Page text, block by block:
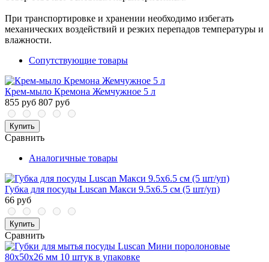
При транспортировке и хранении необходимо избегать
механических воздействий и резких перепадов температуры и
влажности.
Сопутствующие товары
Крем-мыло Кремона Жемчужное 5 л
855 руб 807 руб
Купить
Сравнить
Аналогичные товары
Губка для посуды Luscan Макси 9.5x6.5 см (5 шт/уп)
66 руб
Купить
Сравнить